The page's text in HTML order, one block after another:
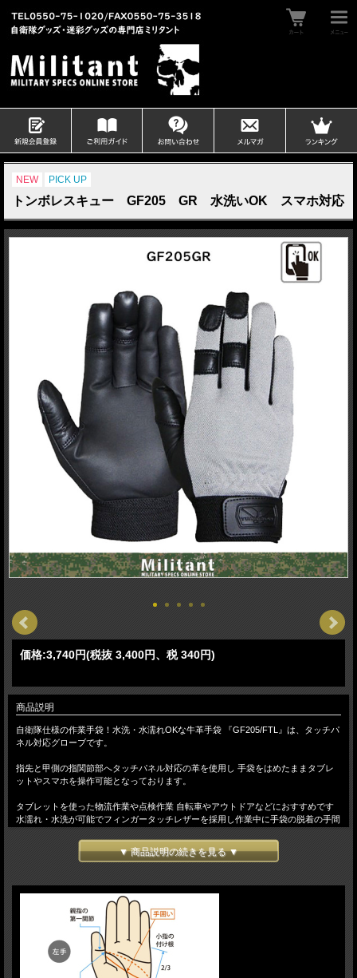
NEW PICK UP
トンボレスキュー GF205 GR 水洗いOK スマホ対応
価格:3,740円(税抜 3,400円、税 340円)
商品説明
自衛隊仕様の作業手袋！水洗・水濡れOKな牛革手袋 『GF205/FTL』は、タッチパ
ネル対応グローブです。
指先と甲側の指関節部へタッチパネル対応の革を使用し 手袋をはめたままタブレ
ットやスマホを操作可能となっております。
タブレットを使った物流作業や点検作業 自転車やアウトドアなどにおすすめです
水濡れ・水洗が可能でフィンガータッチレザーを採用し作業中に手袋の脱着の手間
【甲側】ポリエステルニット
※※この商品は2双迄ネコポス対応商品です。
※※代金引き換えのお客様は、ネコポス利用できませんので通常送料となります。
▼ 商品説明の続きを見る ▼